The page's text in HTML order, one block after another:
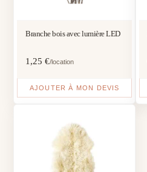
Branche bois avec lumière LED
1,25€/location
AJOUTER À MON DEVIS